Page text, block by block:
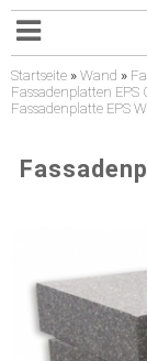
Startseite » Wand »
Fassadenplatten EPS
Fassadenplatte EPS